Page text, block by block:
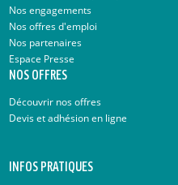
Nos engagements
Nos offres d'emploi
Nos partenaires
Espace Presse
NOS OFFRES
Découvrir nos offres
Devis et adhésion en ligne
INFOS PRATIQUES